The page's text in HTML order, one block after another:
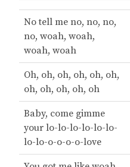
No tell me no, no, no,
no, woah, woah,
woah, woah
Oh, oh, oh, oh, oh, oh,
oh, oh, oh, oh, oh
Baby, come gimme
your lo-lo-lo-lo-lo-lo-
lo-lo-o-o-o-o-love